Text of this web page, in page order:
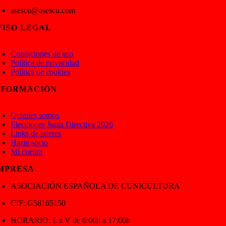
asescu@asescu.com
LEGAL
Condiciones de uso
Política de privacidad
Política de cookies
Quienes somos
Elecciones Junta Directiva 2026
Links de interes
Hazte socio
Mi cuenta
ASOCIACIÓN ESPAÑOLA DE CUNICULTURA
CIF: G58165150
HORARIO: L a V de 8:00h a 17:00h